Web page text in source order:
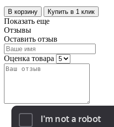
В корзину Купить в 1 клик
Показать еще
Отзывы
Оставить отзыв
Оценка товара